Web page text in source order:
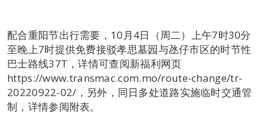
配合重阳节出行需要，10月4日（周二）上午7时30分
至晚上7时提供免费接驳孝思墓园与氹仔市区的时节性
巴士路线37T，详情可查阅新福利网页
https://www.transmac.com.mo/route-change/tr-
20220922-02/，另外，同日多处道路实施临时交通管
制，详情参阅附表。